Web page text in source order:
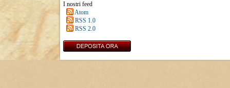
I nostri feed
Atom
RSS 1.0
RSS 2.0